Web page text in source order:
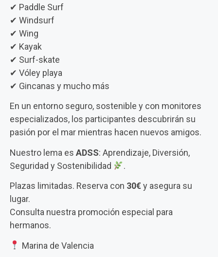
✔ Paddle Surf
✔ Windsurf
✔ Wing
✔ Kayak
✔ Surf-skate
✔ Vóley playa
✔ Gincanas y mucho más
En un entorno seguro, sostenible y con monitores
especializados, los participantes descubrirán su
pasión por el mar mientras hacen nuevos amigos.
Nuestro lema es ADSS: Aprendizaje, Diversión,
Seguridad y Sostenibilidad
.
Plazas limitadas. Reserva con 30€y asegura su
lugar.
Consulta nuestra promoción especial para
hermanos.
Marina de Valencia